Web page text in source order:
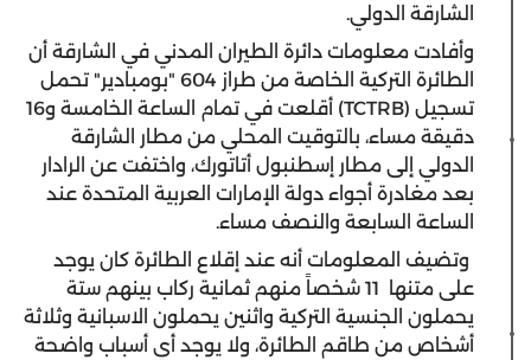
الشارقة الدولي.
وأفادت معلومات دائرة الطيران المدني في الشارقة أن
الطائرة التركية الخاصة من طراز 604 "بومبادير" تحمل
تسجيل (TCTRB) أقلعت في تمام الساعة الخامسة و16
دقيقة مساء، بالتوقيت المحلي من مطار الشارقة
الدولي إلى مطار إسطنبول أتاتورك، واختفت عن الرادار
بعد مغادرة أجواء دولة الإمارات العربية المتحدة عند
الساعة السابعة والنصف مساء.
وتضيف المعلومات أنه عند إقلاع الطائرة كان يوجد
على متنها 11 شخصاً منهم ثمانية ركاب بينهم ستة
يحملون الجنسية التركية واثنين يحملون الاسبانية وثلاثة
أشخاص من طاقم الطائرة، ولا يوجد أي أسباب واضحة